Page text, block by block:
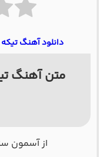
دانلود آهنگ
متن آهنگ
از آﺳﻤﻮن